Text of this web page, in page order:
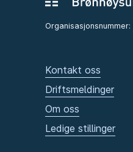
Organisasjonsnummer:
Kontakt oss
Driftsmeldinger
Om oss
Ledige stillinger